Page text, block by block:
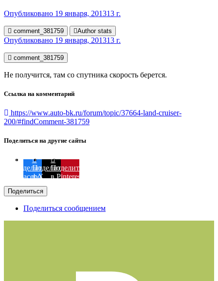
Опубликовано 19 января, 201313 г.
comment_381759 Author stats
Опубликовано 19 января, 201313 г.
comment_381759
Не получится, там со спутника скорость берется.
Ссылка на комментарий
https://www.auto-bk.ru/forum/topic/37664-land-cruiser-
200/#findComment-381759
Поделиться на другие сайты
Поделиться
в Facebook
Поделиться
в X
Поделиться
в Pinterest
Поделиться
Поделиться сообщением